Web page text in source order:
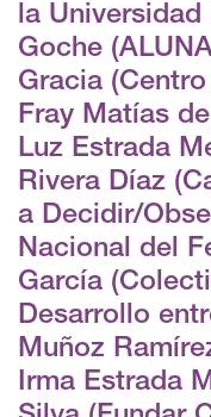
la Universidad
Goche
Gracia
Fray Matías
Luz Estrada
Rivera Díaz
a Decidir/
Nacional del
García
Desarrollo
Muñoz
Irma Estrada